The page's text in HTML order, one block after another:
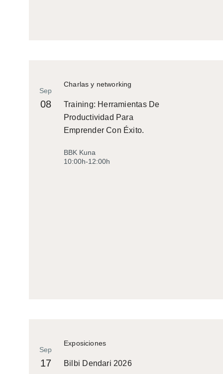
Charlas y networking
Sep
08
Training: Herramientas De
Productividad Para
Emprender Con Éxito.
BBK Kuna
10:00h-12:00h
Exposiciones
Sep
17 Bilbi Dendari 2026